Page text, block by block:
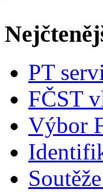
PT
FČST
Výbor